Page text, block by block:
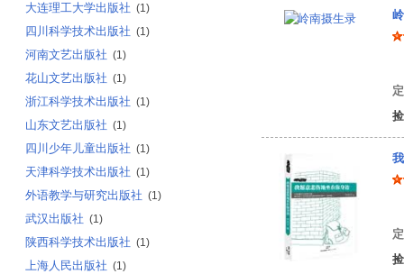
大连理工大学出版社 (1)
四川科学技术出版社 (1)
河南文艺出版社 (1)
花山文艺出版社 (1)
浙江科学技术出版社 (1)
山东文艺出版社 (1)
四川少年儿童出版社 (1)
天津科学技术出版社 (1)
外语教学与研究出版社 (1)
武汉出版社 (1)
陕西科学技术出版社 (1)
上海人民出版社 (1)